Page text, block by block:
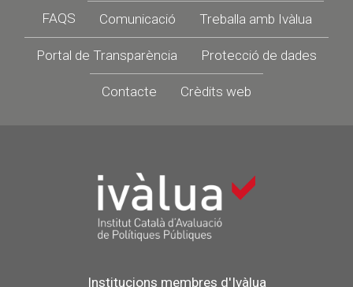
Footer
FAQS Comunicació Treballa amb Ivàlua
Portal de Transparència Protecció de dades
Contacte Crèdits web
Institucions membres d'Ivàlua